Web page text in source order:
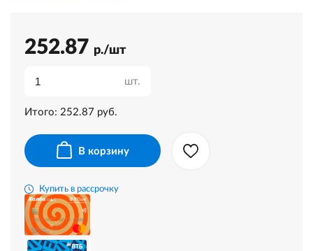
252.87 р./шт
шт.
Итого: 252.87 руб.
В корзину
Купить в рассрочку